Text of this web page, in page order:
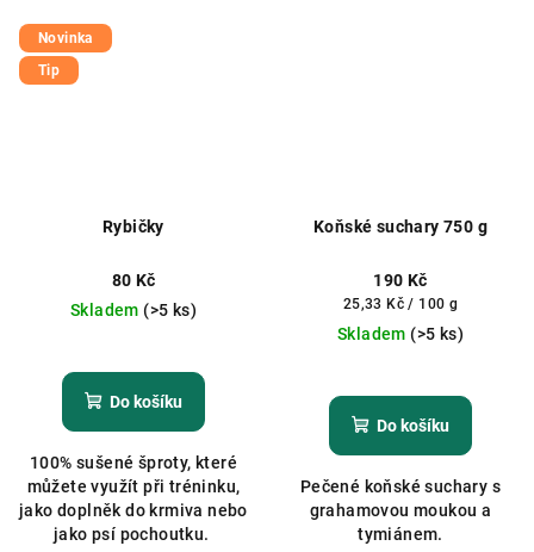
Novinka
Tip
Rybičky
80 Kč
Skladem (>5 ks)
hodnocení
produktu
z
5
hvězdiček.
Do košíku
100% sušené šproty, které
můžete využít při tréninku,
jako doplněk do krmiva nebo
jako psí pochoutku.
Koňské suchary 750 g
190 Kč
Měrná
cena:
25,33 Kč / 100 g
Skladem (>5 ks)
Do košíku
Pečené koňské suchary s
grahamovou moukou a
tymiánem.